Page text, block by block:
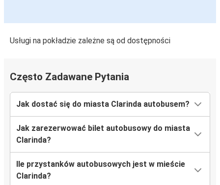
Usługi na pokładzie zależne są od dostępności
Często Zadawane Pytania
Jak dostać się do miasta Clarinda autobusem?
Jak zarezerwować bilet autobusowy do miasta
Clarinda?
Ile przystanków autobusowych jest w mieście
Clarinda?